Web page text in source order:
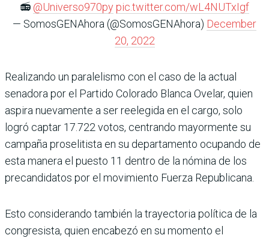
📻 @Universo970py pic.twitter.com/wL4NUTxIgf
— SomosGENAhora (@SomosGENAhora) December
20, 2022
Realizando un paralelismo con el caso de la actual
senadora por el Partido Colorado Blanca Ovelar, quien
aspira nuevamente a ser reelegida en el cargo, solo
logró captar 17.722 votos, centrando mayormente su
campaña proselitista en su departamento ocupando de
esta manera el puesto 11 dentro de la nómina de los
precandidatos por el movimiento Fuerza Republicana.
Esto considerando también la trayectoria política de la
congresista, quien encabezó en su momento el